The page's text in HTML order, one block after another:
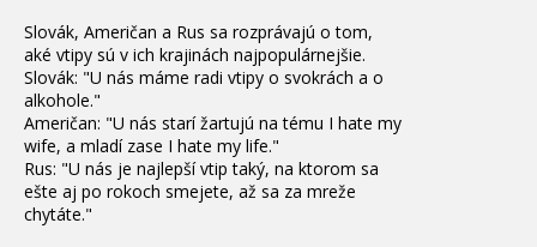
Slovák, Američan a Rus sa rozprávajú o tom,
aké vtipy sú v ich krajinách najpopulárnejšie.
Slovák: "U nás máme radi vtipy o svokrách a o
alkohole."
Američan: "U nás starí žartujú na tému I hate my
wife, a mladí zase I hate my life."
Rus: "U nás je najlepší vtip taký, na ktorom sa
ešte aj po rokoch smejete, až sa za mreže
chytáte."